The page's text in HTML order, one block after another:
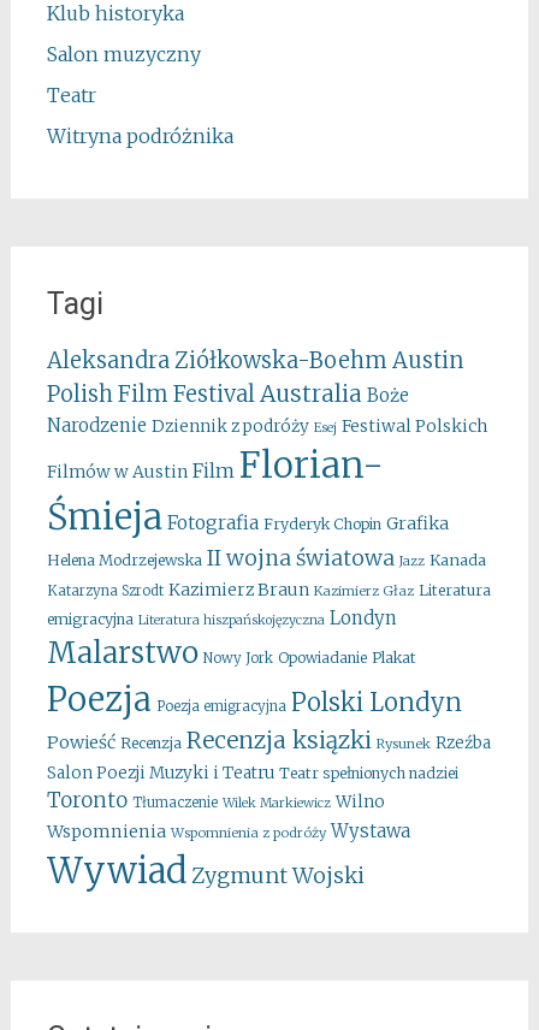
Klub historyka
Salon muzyczny
Teatr
Witryna podróżnika
Tagi
Aleksandra Ziółkowska-Boehm Austin
Polish Film FestivalAustralia Boże
Narodzenie Dziennik z podróży Esej Festiwal Polskich
Filmów w Austin Film Florian-
Śmieja Fotografia Fryderyk Chopin Grafika
Helena Modrzejewska II wojna światowa Jazz Kanada
Katarzyna Szrodt Kazimierz Braun Kazimierz Głaz Literatura
emigracyjna Literatura hiszpańskojęzyczna Londyn
Malarstwo Nowy Jork Opowiadanie Plakat
Poezja Poezja emigracyjna Polski Londyn
Powieść Recenzja Recenzja ksiązki Rysunek Rzeźba
Salon Poezji Muzyki i Teatru Teatr spełnionych nadziei
Toronto Tłumaczenie Wilek Markiewicz Wilno
Wspomnienia Wspomnienia z podróży Wystawa
WywiadZygmunt Wojski